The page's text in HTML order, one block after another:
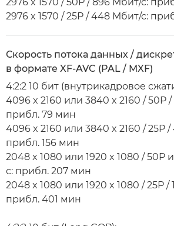
2976 x 1570 / 25P / 448 Мбит/с:
Скорость потока данных /
в формате XF-AVC (PAL / MXF)
4:2:2 10 бит (внутрикадровое
4096 x 2160 или 3840 x 2160 / 50P
прибл. 79 мин
4096 x 2160 или 3840 x 2160 / 25P
прибл. 156 мин
2048 x 1080 или 1920 x 1080 / 50P
с: прибл. 207 мин
2048 x 1080 или 1920 x 1080 / 25P /
прибл. 401 мин